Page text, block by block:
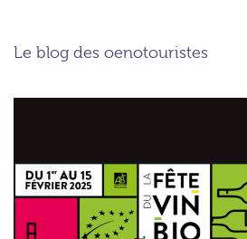
Le blog des oenotouristes